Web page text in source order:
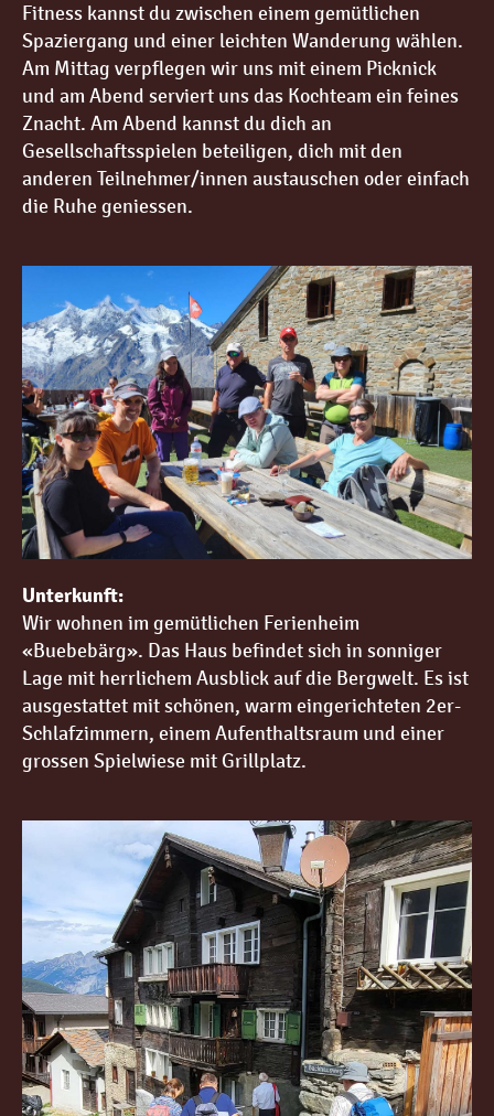
Fitness kannst du zwischen einem gemütlichen
Spaziergang und einer leichten Wanderung wählen.
Am Mittag verpflegen wir uns mit einem Picknick
und am Abend serviert uns das Kochteam ein feines
Znacht. Am Abend kannst du dich an
Gesellschaftsspielen beteiligen, dich mit den
anderen Teilnehmer/innen austauschen oder einfach
die Ruhe geniessen.
Unterkunft:
Wir wohnen im gemütlichen Ferienheim
«Buebebärg». Das Haus befindet sich in sonniger
Lage mit herrlichem Ausblick auf die Bergwelt. Es ist
ausgestattet mit schönen, warm eingerichteten 2er-
Schlafzimmern, einem Aufenthaltsraum und einer
grossen Spielwiese mit Grillplatz.